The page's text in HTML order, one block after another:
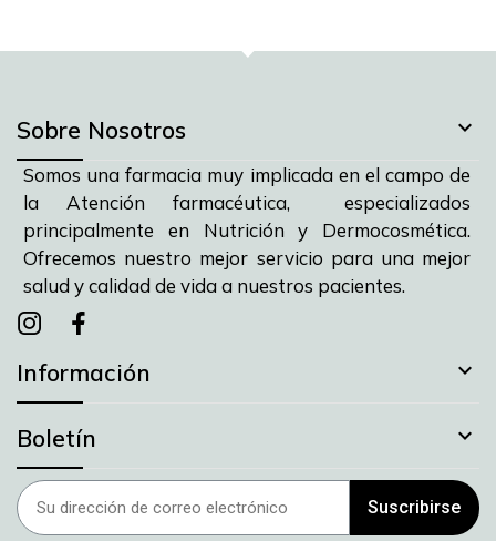
Sobre Nosotros 
Somos una farmacia muy implicada en el campo de
la Atención farmacéutica, especializados
principalmente en Nutrición y Dermocosmética.
Ofrecemos nuestro mejor servicio para una mejor
salud y calidad de vida a nuestros pacientes.
Información 
Boletín 
Suscribirse